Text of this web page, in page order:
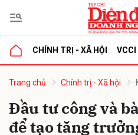
CHÍNH TRỊ - XÃ HỘI VCCI
Trang chủ Chính trị - Xã hội
Đầu tư công và
để tạo tăng
luận